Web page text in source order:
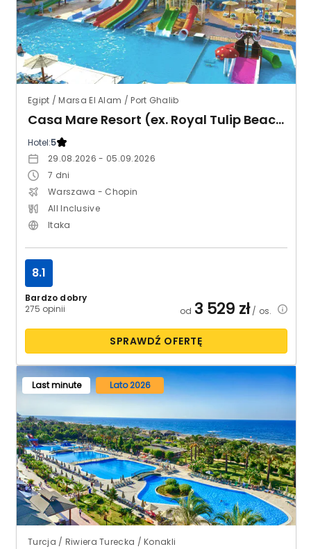
Egipt / Marsa El Alam / Port Ghalib
Casa Mare Resort (ex. Royal Tulip Beach Resort)
Hotel:5
29.08.2026 - 05.09.2026
7 dni
Warszawa - Chopin
All Inclusive
Itaka
Bardzo dobry
275 opinii
8.1
od 3 529 zł/ os.
SPRAWDŹ OFERTĘ
Last minute Lato 2026
Turcja / Riwiera Turecka / Konakli